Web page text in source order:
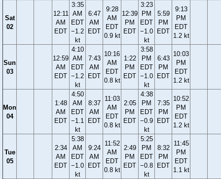
Sat
02
12:11
AM
EDT
3:35
AM
EDT
−1.2
kt
6:47
AM
EDT
9:28
AM
EDT
0.9 kt
12:39
PM
EDT
3:23
PM
EDT
−1.0
kt
5:59
PM
EDT
9:13
PM
EDT
1.2 kt
Sun
03
12:59
AM
EDT
4:10
AM
EDT
−1.2
kt
7:43
AM
EDT
10:16
AM
EDT
0.8 kt
1:22
PM
EDT
3:58
PM
EDT
−1.0
kt
6:43
PM
EDT
10:03
PM
EDT
1.2 kt
Mon
04
1:48
AM
EDT
4:50
AM
EDT
−1.1
kt
8:37
AM
EDT
11:03
AM
EDT
0.8 kt
2:05
PM
EDT
4:38
PM
EDT
−0.9
kt
7:35
PM
EDT
10:52
PM
EDT
1.2 kt
Tue
05
2:34
AM
EDT
5:38
AM
EDT
−1.0
kt
9:24
AM
EDT
11:52
AM
EDT
0.8 kt
2:49
PM
EDT
5:25
PM
EDT
−0.8
kt
8:32
PM
EDT
11:45
PM
EDT
1.1 kt